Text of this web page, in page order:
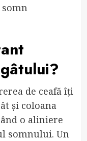
de ceafă îți
și coloana
o aliniere
somnului. Un